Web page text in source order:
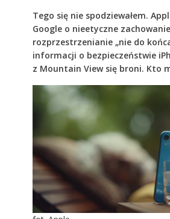
Tego się nie spodziewałem.
Google o nieetyczne
rozprzestrzenianie „nie do
informacji o bezpieczeństwie
z Mountain View się broni. Kto